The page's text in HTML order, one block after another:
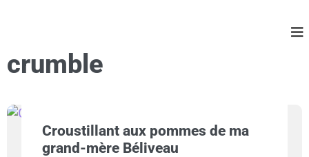
crumble
Croustillant aux pommes de ma
grand-mère Béliveau